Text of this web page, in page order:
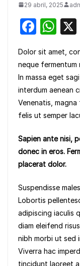
29 abril, 2025
F
c
e
b
o
o
k
W
at
s
A
p
p
Dolor sit amet,
neque fermentum
In massa eget
interdum aenean
Venenatis,
felis ut semper
Sapien ante nisi,
donec in eros.
placerat dolor.
Suspendisse
Lobortis
adipiscing iaculis
diam eleifend
nibh morbi ut sed
Viverra hac
tincidunt laoreet